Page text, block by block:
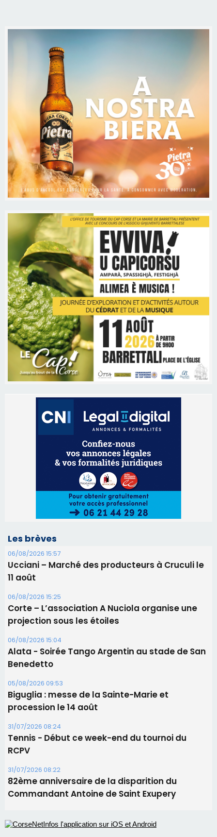
Les brèves
06/08/2026 15:57
Ucciani – Marché des producteurs à Cruculi le
11 août
06/08/2026 15:25
Corte – L’association A Nuciola organise une
projection sous les étoiles
06/08/2026 15:04
Alata - Soirée Tango Argentin au stade de San
Benedetto
05/08/2026 09:53
Biguglia : messe de la Sainte-Marie et
procession le 14 août
31/07/2026 08:24
Tennis - Début ce week-end du tournoi du
RCPV
31/07/2026 08:22
82ème anniversaire de la disparition du
Commandant Antoine de Saint Exupery